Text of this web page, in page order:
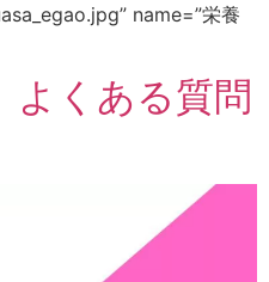
name=”栄養
よくある質問